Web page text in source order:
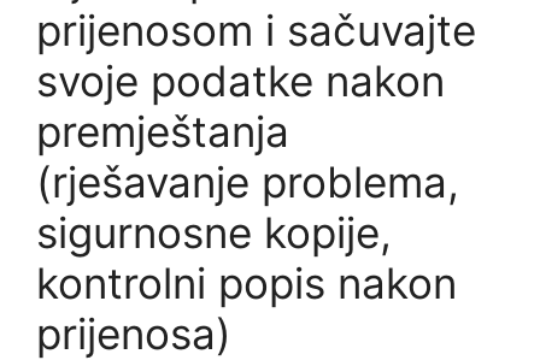
prijenosom i sačuvajte
svoje podatke nakon
premještanja
(rješavanje problema,
sigurnosne kopije,
kontrolni popis nakon
prijenosa)